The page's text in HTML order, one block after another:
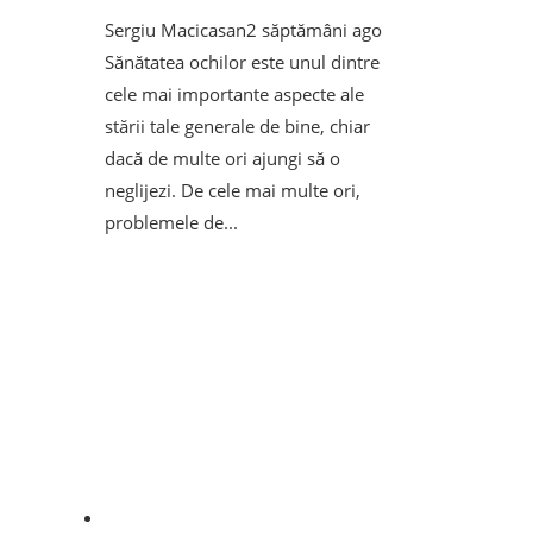
Sergiu Macicasan2 săptămâni ago
Sănătatea ochilor este unul dintre
cele mai importante aspecte ale
stării tale generale de bine, chiar
dacă de multe ori ajungi să o
neglijezi. De cele mai multe ori,
problemele de...